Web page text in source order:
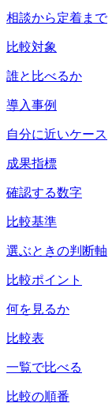
相談から定着まで
比較対象
誰と比べるか
導入事例
自分に近いケース
成果指標
確認する数字
比較基準
選ぶときの判断軸
比較ポイント
何を見るか
比較表
一覧で比べる
比較の順番